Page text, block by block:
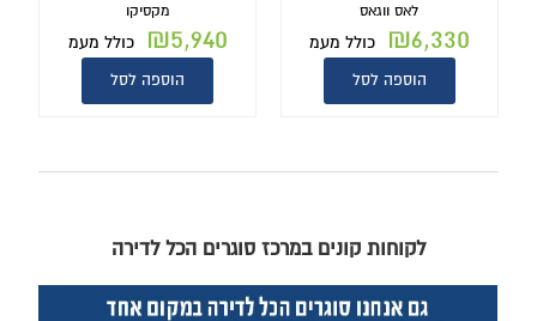
לאס ווגאס
₪6,330 כולל מעמ
הוספה לסל
מקסיקו
₪5,940 כולל מעמ
הוספה לסל
לקוחות קונים במרכז סוגרים הכל לדירה